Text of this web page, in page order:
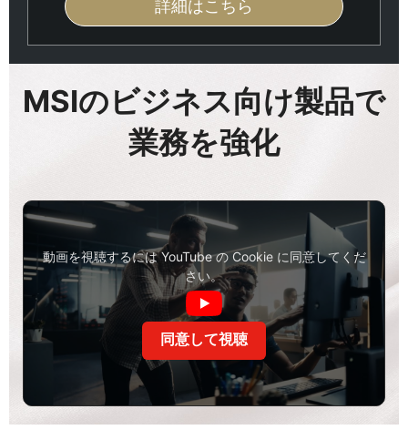
詳細はこちら
MSIのビジネス向け製品で
業務を強化
動画を視聴するには YouTube の Cookie に同意してくだ
さい。
同意して視聴